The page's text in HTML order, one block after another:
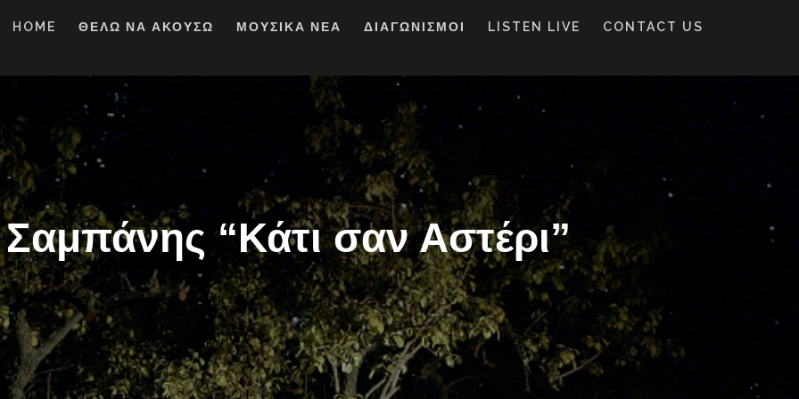
HOME ΘΕΛΩ ΝΑ ΑΚΟΥΣΩ ΜΟΥΣΙΚΑ ΝΕΑ ΔΙΑΓΩΝΙΣΜΟΙ LISTEN LIVE CONTACT US
“Κάτι σαν Αστέρι”